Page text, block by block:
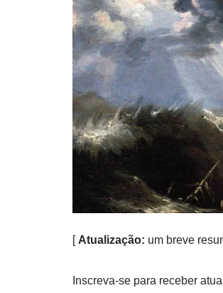
[ Atualização: um breve
Inscreva-se para receber